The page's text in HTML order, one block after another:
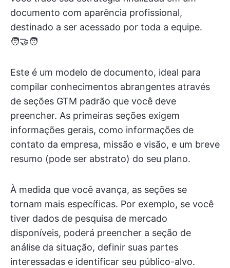
documento com aparência profissional,
destinado a ser acessado por toda a equipe.
🧑‍🤝‍🧑
Este é um modelo de documento, ideal para
compilar conhecimentos abrangentes através
de seções GTM padrão que você deve
preencher. As primeiras seções exigem
informações gerais, como informações de
contato da empresa, missão e visão, e um breve
resumo (pode ser abstrato) do seu plano.
À medida que você avança, as seções se
tornam mais específicas. Por exemplo, se você
tiver dados de pesquisa de mercado
disponíveis, poderá preencher a seção de
análise da situação, definir suas partes
interessadas e identificar seu público-alvo.